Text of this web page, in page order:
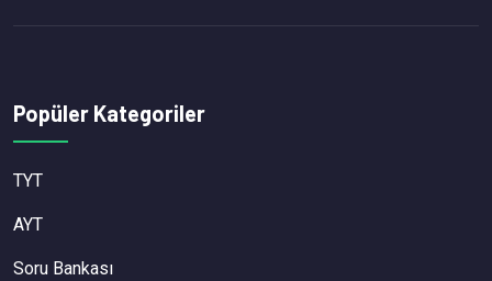
Popüler Kategoriler
TYT
AYT
Soru Bankası